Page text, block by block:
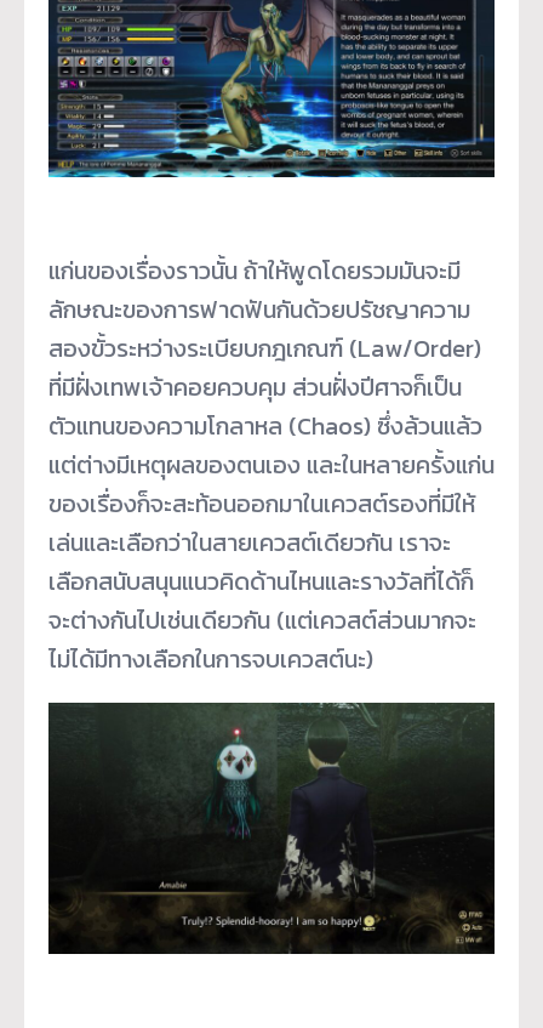
แก่นของเรื่องราวนั้น ถ้าให้พูดโดยรวมมันจะมี
ลักษณะของการฟาดฟันกันด้วยปรัชญาความ
สองขั้วระหว่างระเบียบกฎเกณฑ์ (Law/Order)
ที่มีฝั่งเทพเจ้าคอยควบคุม ส่วนฝั่งปีศาจก็เป็น
ตัวแทนของความโกลาหล (Chaos) ซึ่งล้วนแล้ว
แต่ต่างมีเหตุผลของตนเอง และในหลายครั้งแก่น
ของเรื่องก็จะสะท้อนออกมาในเควสต์รองที่มีให้
เล่นและเลือกว่าในสายเควสต์เดียวกัน เราจะ
เลือกสนับสนุนแนวคิดด้านไหนและรางวัลที่ได้ก็
จะต่างกันไปเช่นเดียวกัน (แต่เควสต์ส่วนมากจะ
ไม่ได้มีทางเลือกในการจบเควสต์นะ)